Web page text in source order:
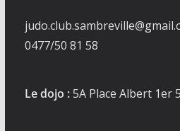
0477/50 81 58
Le dojo :5A Place Albert 1er